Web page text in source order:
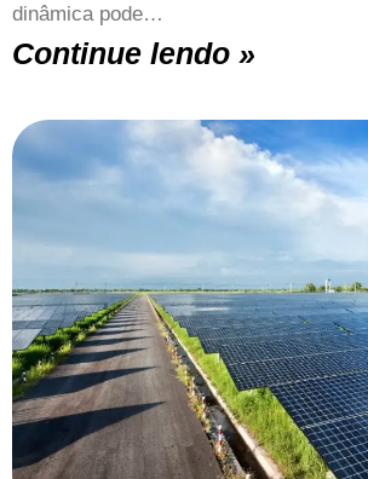
dinâmica pode…
Continue lendo »